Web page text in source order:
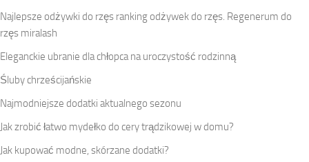
Najlepsze odżywki do rzęs ranking odżywek do rzęs. Regenerum do
rzęs miralash
Eleganckie ubranie dla chłopca na uroczystość rodzinną
Śluby chrześcijańskie
Najmodniejsze dodatki aktualnego sezonu
Jak zrobić łatwo mydełko do cery trądzikowej w domu?
Jak kupować modne, skórzane dodatki?